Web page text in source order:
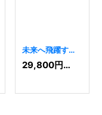
未来へ飛躍する
希望を象徴するY
と人のロゴ
29,800円(税込)